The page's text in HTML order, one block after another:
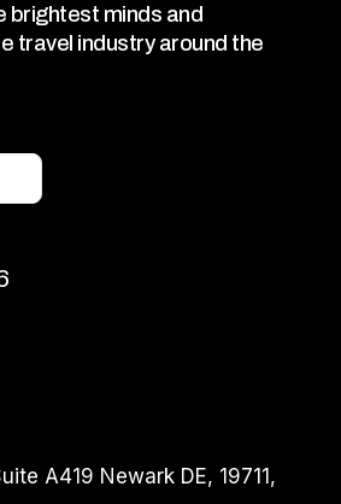
brightest minds and
travel industry around the
A419 Newark DE, 19711,